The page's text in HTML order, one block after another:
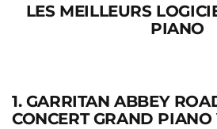
LES MEILLEURS
PIANO
1. GARRITAN ABBEY
CONCERT GRAND PIANO